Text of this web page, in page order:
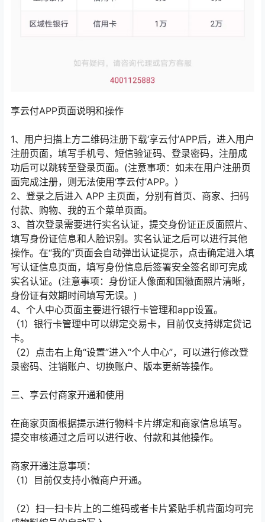
享云付APP页面说明和操作
1、用户扫描上方二维码注册下载‘享云付’APP后，进入用户
注册页面，填写手机号、短信验证码、登录密码，注册成
功后可以跳转至登录页面。(注意事项：如未在用户注册页
面完成注册，则无法使用‘享云付’APP。）
2、登录之后进入 APP 主页面，分别有首页、商家、扫码
付款、购物、我的五个菜单页面。
3、首次登录需要进行实名认证，提交身份证正反面照片、
填写身份证信息和人脸识别。实名认证之后可以进行其他
操作。在“我的”页面会自动弹出认证提示，点击确定进入填
写认证信息页面，填写身份信息后签署安全签名即可完成
实名认证。(注意事项：身份证人像面和国徽面照片清晰，
身份证有效期时间填写无误。)
4、个人中心页面主要进行银行卡管理和app设置。
（1）银行卡管理中可以绑定交易卡，目前仅支持绑定贷记
卡。
（2）点击右上角“设置”进入“个人中心”，可以进行修改登
录密码、注销账户、切换账户、版本更新等操作。
三、享云付商家开通和使用
在商家页面根据提示进行物料卡片绑定和商家信息填写。
提交审核通过之后可以进行收、付款和其他操作。
商家开通注意事项：
（1）目前仅支持小微商户开通。
（2）扫一扫卡片上的二维码或者卡片紧贴手机背面均可完